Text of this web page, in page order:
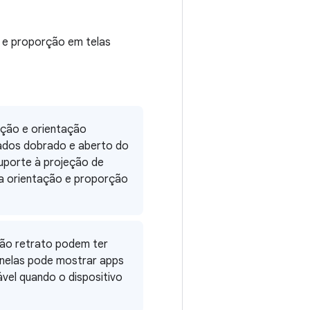
e proporção em telas
e orientação
dobrado e aberto do
à projeção de
orientação e proporção
retrato podem ter
pode mostrar apps
quando o dispositivo